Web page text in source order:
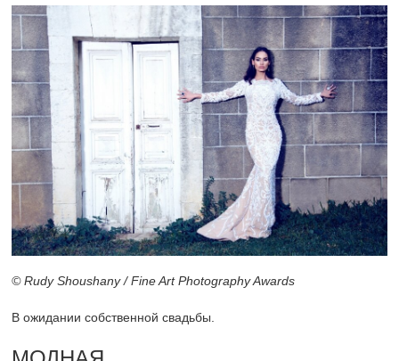
© Rudy Shoushany / Fine Art Photography Awards
В ожидании собственной свадьбы.